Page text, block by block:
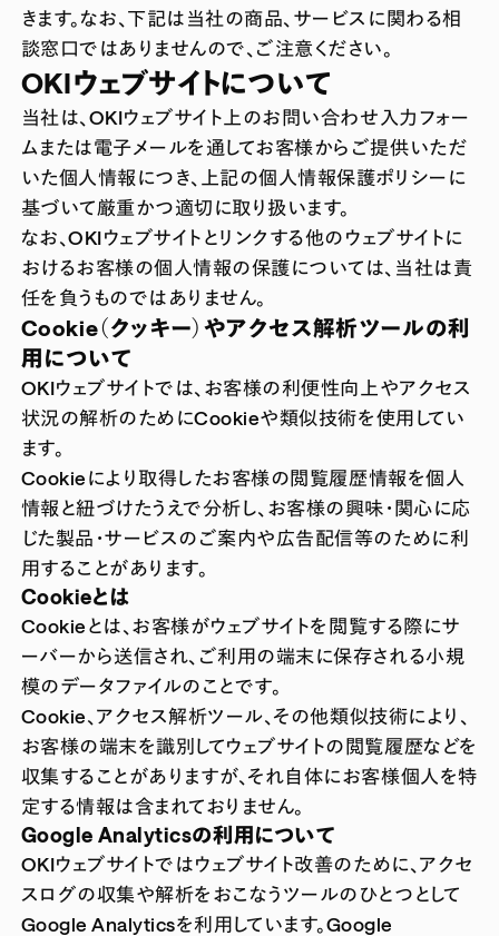
きます。なお、下記は当社の商品、サービスに関わる相
談窓口ではありませんので、ご注意ください。
OKIウェブサイトについて
当社は、OKIウェブサイト上のお問い合わせ入力フォー
ムまたは電子メールを通してお客様からご提供いただ
いた個人情報につき、上記の個人情報保護ポリシーに
基づいて厳重かつ適切に取り扱います。
なお、OKIウェブサイトとリンクする他のウェブサイトに
おけるお客様の個人情報の保護については、当社は責
任を負うものではありません。
Cookie（クッキー）やアクセス解析ツールの利
用について
OKIウェブサイトでは、お客様の利便性向上やアクセス
状況の解析のためにCookieや類似技術を使用してい
ます。
Cookieにより取得したお客様の閲覧履歴情報を個人
情報と紐づけたうえで分析し、お客様の興味・関心に応
じた製品・サービスのご案内や広告配信等のために利
用することがあります。
Cookieとは
Cookieとは、お客様がウェブサイトを閲覧する際にサ
ーバーから送信され、ご利用の端末に保存される小規
模のデータファイルのことです。
Cookie、アクセス解析ツール、その他類似技術により、
お客様の端末を識別してウェブサイトの閲覧履歴などを
収集することがありますが、それ自体にお客様個人を特
定する情報は含まれておりません。
Google Analyticsの利用について
OKIウェブサイトではウェブサイト改善のために、アクセ
スログの収集や解析をおこなうツールのひとつとして
Google Analyticsを利用しています。Google